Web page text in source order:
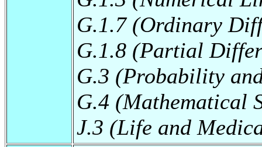
G.1.7 (Ordinary
G.1.8 (Partial
G.3 (Probability
G.4 (Mathematical
J.3 (Life and